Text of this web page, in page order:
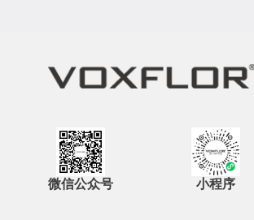
微信公众号 小程序